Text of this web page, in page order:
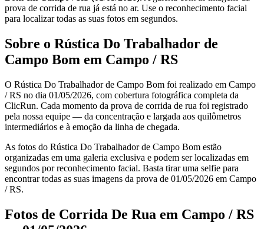
prova de corrida de rua já está no ar. Use o reconhecimento facial
para localizar todas as suas fotos em segundos.
Sobre o Rústica Do Trabalhador de
Campo Bom em Campo / RS
O Rústica Do Trabalhador de Campo Bom foi realizado em Campo
/ RS no dia 01/05/2026, com cobertura fotográfica completa da
ClicRun. Cada momento da prova de corrida de rua foi registrado
pela nossa equipe — da concentração e largada aos quilômetros
intermediários e à emoção da linha de chegada.
As fotos do Rústica Do Trabalhador de Campo Bom estão
organizadas em uma galeria exclusiva e podem ser localizadas em
segundos por reconhecimento facial. Basta tirar uma selfie para
encontrar todas as suas imagens da prova de 01/05/2026 em Campo
/ RS.
Fotos de Corrida De Rua em Campo / RS